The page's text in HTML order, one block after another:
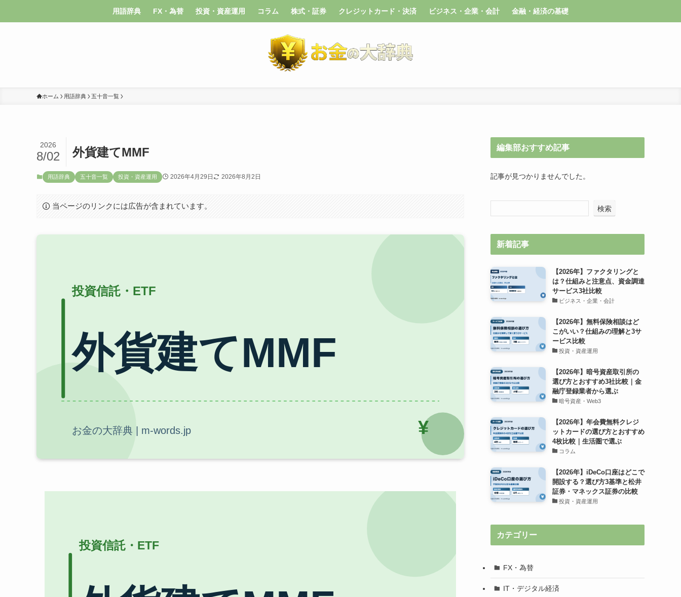
用語辞典 FX・為替 投資・資産運用 コラム 株式・証券 クレジットカード・決済 ビジネス・企業・会計 金融・経済の基礎
ホーム 用語辞典 五十音一覧
外貨建てMMF
2026
8/02
用語辞典 五十音一覧 投資・資産運用 2026年4月29日 2026年8月2日
当ページのリンクには広告が含まれています。
編集部おすすめ記事
記事が見つかりませんでした。
検索
新着記事
【2026年】ファクタリングと
は？仕組みと注意点、資金調達
サービス3社比較
ビジネス・企業・会計
【2026年】無料保険相談はど
こがいい？仕組みの理解と3サ
ービス比較
投資・資産運用
【2026年】暗号資産取引所の
選び方とおすすめ3社比較｜金
融庁登録業者から選ぶ
暗号資産・Web3
【2026年】年会費無料クレジ
ットカードの選び方とおすすめ
4枚比較｜生活圏で選ぶ
コラム
【2026年】iDeCo口座はどこで
開設する？選び方3基準と松井
証券・マネックス証券の比較
投資・資産運用
カテゴリー
FX・為替
IT・デジタル経済